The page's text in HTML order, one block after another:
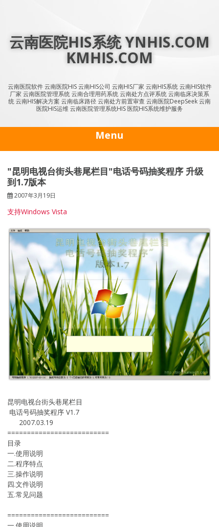
云南医院HIS系统 YNHIS.COM
KMHIS.COM
云南医院软件 云南医院HIS 云南HIS公司 云南HIS厂家 云南HIS系统 云南HIS软件
厂家 云南医院管理系统 云南合理用药系统 云南处方点评系统 云南临床决策系
统 云南HIS解决方案 云南临床路径 云南处方前置审查 云南医院DeepSeek 云南
医院HIS运维 云南医院管理系统HIS 医院HIS系统维护服务
Menu
"昆明电视台街头巷尾栏目"电话号码抽奖程序 升级
到1.7版本
2007年3月19日
支持Windows Vista
昆明电视台街头巷尾栏目
电话号码抽奖程序 V1.7
2007.03.19
==========================
目录
一.使用说明
二.程序特点
三.操作说明
四.文件说明
五.常见问题
==========================